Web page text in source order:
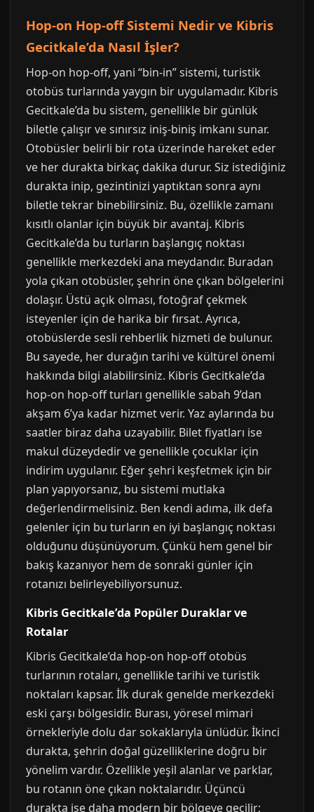
Hop-on Hop-off Sistemi Nedir ve Kibris
Gecitkale’da Nasıl İşler?
Hop-on hop-off, yani “bin-in” sistemi, turistik
otobüs turlarında yaygın bir uygulamadır. Kibris
Gecitkale’da bu sistem, genellikle bir günlük
biletle çalışır ve sınırsız iniş-biniş imkanı sunar.
Otobüsler belirli bir rota üzerinde hareket eder
ve her durakta birkaç dakika durur. Siz istediğiniz
durakta inip, gezintinizi yaptıktan sonra aynı
biletle tekrar binebilirsiniz. Bu, özellikle zamanı
kısıtlı olanlar için büyük bir avantaj. Kibris
Gecitkale’da bu turların başlangıç noktası
genellikle merkezdeki ana meydandır. Buradan
yola çıkan otobüsler, şehrin öne çıkan bölgelerini
dolaşır. Üstü açık olması, fotoğraf çekmek
isteyenler için de harika bir fırsat. Ayrıca,
otobüslerde sesli rehberlik hizmeti de bulunur.
Bu sayede, her durağın tarihi ve kültürel önemi
hakkında bilgi alabilirsiniz. Kibris Gecitkale’da
hop-on hop-off turları genellikle sabah 9’dan
akşam 6’ya kadar hizmet verir. Yaz aylarında bu
saatler biraz daha uzayabilir. Bilet fiyatları ise
makul düzeydedir ve genellikle çocuklar için
indirim uygulanır. Eğer şehri keşfetmek için bir
plan yapıyorsanız, bu sistemi mutlaka
değerlendirmelisiniz. Ben kendi adıma, ilk defa
gelenler için bu turların en iyi başlangıç noktası
olduğunu düşünüyorum. Çünkü hem genel bir
bakış kazanıyor hem de sonraki günler için
rotanızı belirleyebiliyorsunuz.
Kibris Gecitkale’da Popüler Duraklar ve
Rotalar
Kibris Gecitkale’da hop-on hop-off otobüs
turlarının rotaları, genellikle tarihi ve turistik
noktaları kapsar. İlk durak genelde merkezdeki
eski çarşı bölgesidir. Burası, yöresel mimari
örnekleriyle dolu dar sokaklarıyla ünlüdür. İkinci
durakta, şehrin doğal güzelliklerine doğru bir
yönelim vardır. Özellikle yeşil alanlar ve parklar,
bu rotanın öne çıkan noktalarıdır. Üçüncü
durakta ise daha modern bir bölgeye geçilir;